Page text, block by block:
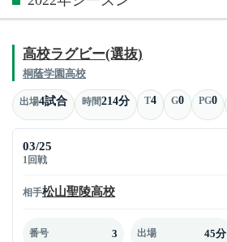
高校ラグビー(選抜)
桐蔭学園高校
出場4試合 時間214分 T4 G0 PG0
03/25
1回戦
相手松山聖陵高校
番号 3 出場 45分